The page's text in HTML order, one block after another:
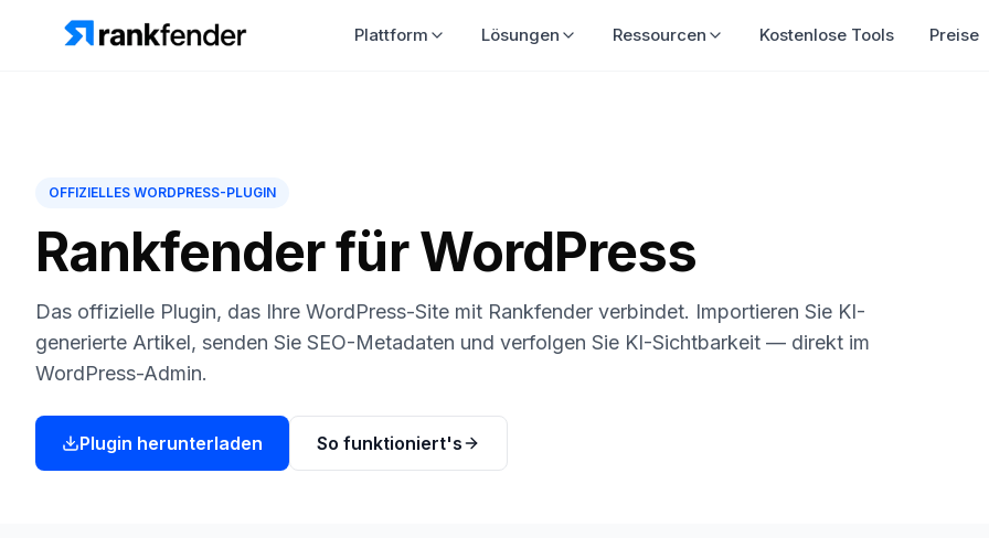
Plattform Lösungen Ressourcen Kostenlose Tools Preise
OFFIZIELLES WORDPRESS-PLUGIN
Rankfender für WordPress
Das offizielle Plugin, das Ihre WordPress-Site mit Rankfender verbindet. Importieren Sie KI-
generierte Artikel, senden Sie SEO-Metadaten und verfolgen Sie KI-Sichtbarkeit — direkt im
WordPress-Admin.
Plugin herunterladen So funktioniert's